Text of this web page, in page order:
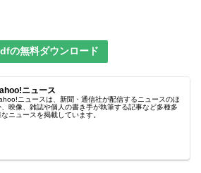
の無料ダウンロード
ニュース
ニュースは、新聞・通信社が配信するニュースのほ
、映像、雑誌や個人の書き手が執筆する記事など多種多
なニュースを掲載しています。